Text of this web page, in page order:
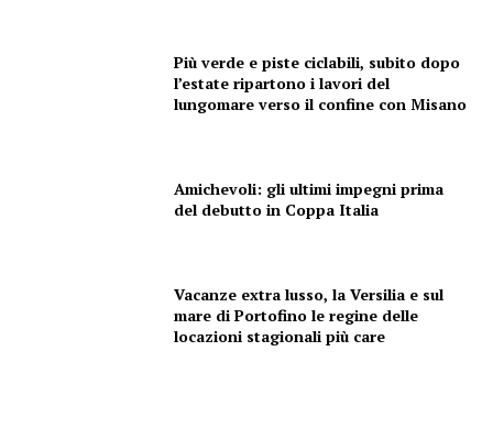
Più verde e piste ciclabili, subito dopo
l’estate ripartono i lavori del
lungomare verso il confine con Misano
Amichevoli: gli ultimi impegni prima
del debutto in Coppa Italia
Vacanze extra lusso, la Versilia e sul
mare di Portofino le regine delle
locazioni stagionali più care